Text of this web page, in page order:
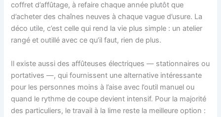
coffret d’affûtage, à refaire chaque année plutôt que
d’acheter des chaînes neuves à chaque vague d’usure. La
déco utile, c’est celle qui rend la vie plus simple : un atelier
rangé et outillé avec ce qu’il faut, rien de plus.
Il existe aussi des affûteuses électriques — stationnaires ou
portatives —, qui fournissent une alternative intéressante
pour les personnes moins à l’aise avec l’outil manuel ou
quand le rythme de coupe devient intensif. Pour la majorité
des particuliers, le travail à la lime reste la meilleure option :